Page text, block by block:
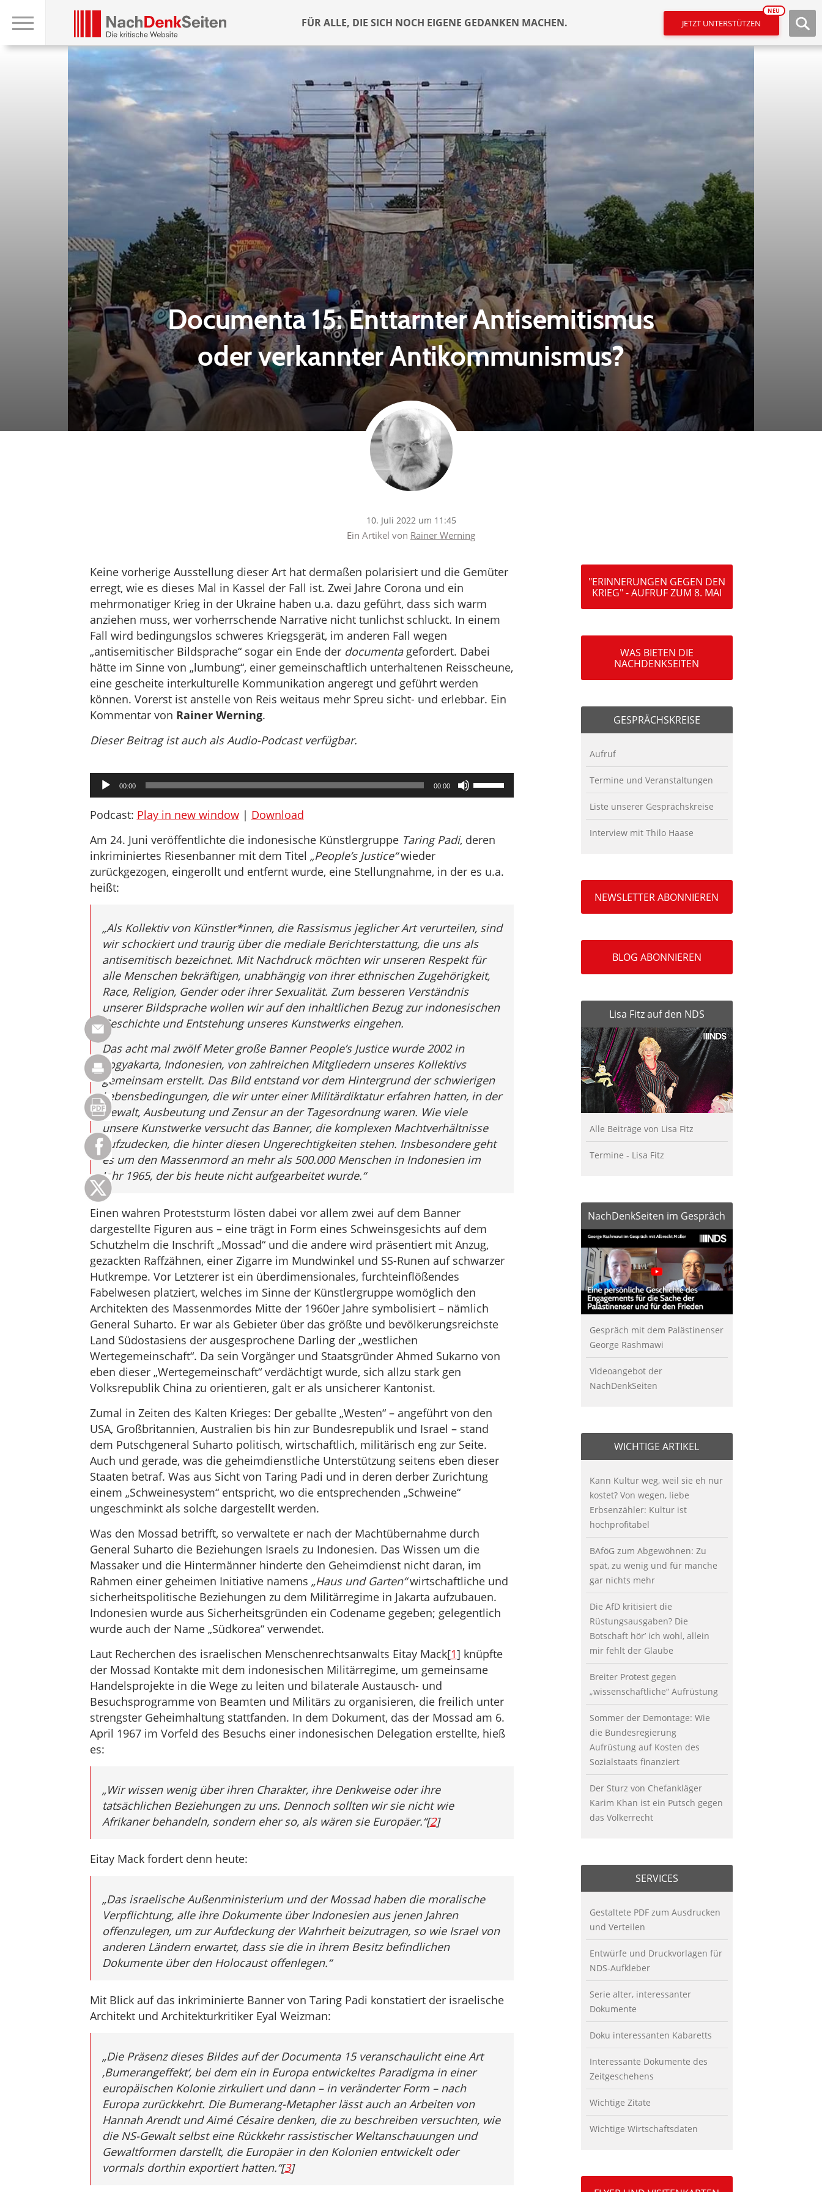
FÜR ALLE, DIE SICH NOCH EIGENE GEDANKEN MACHEN. JETZT UNTERSTÜTZEN
NEU
Documenta 15: Enttarnter Antisemitismus
oder verkannter Antikommunismus?
10. Juli 2022 um 11:45
Ein Artikel von Rainer Werning
Keine vorherige Ausstellung dieser Art hat dermaßen polarisiert und die Gemüter
erregt, wie es dieses Mal in Kassel der Fall ist. Zwei Jahre Corona und ein
mehrmonatiger Krieg in der Ukraine haben u.a. dazu geführt, dass sich warm
anziehen muss, wer vorherrschende Narrative nicht tunlichst schluckt. In einem
Fall wird bedingungslos schweres Kriegsgerät, im anderen Fall wegen
„antisemitischer Bildsprache“ sogar ein Ende der documentagefordert. Dabei
hätte im Sinne von „lumbung“, einer gemeinschaftlich unterhaltenen Reisscheune,
eine gescheite interkulturelle Kommunikation angeregt und geführt werden
können. Vorerst ist anstelle von Reis weitaus mehr Spreu sicht- und erlebbar. Ein
Kommentar von Rainer Werning.
Dieser Beitrag ist auch als Audio-Podcast verfügbar.
Audio-
Player
00:00 00:00
Pfeiltasten
Hoch/Runter
die
zu
Podcast: Play in new window| Download
Am 24. Juni veröffentlichte die indonesische Künstlergruppe Taring Padi, deren
inkriminiertes Riesenbanner mit dem Titel „People’s Justice“wieder
zurückgezogen, eingerollt und entfernt wurde, eine Stellungnahme, in der es u.a.
heißt:
„Als Kollektiv von Künstler*innen, die Rassismus jeglicher Art verurteilen, sind
wir schockiert und traurig über die mediale Berichterstattung, die uns als
antisemitisch bezeichnet. Mit Nachdruck möchten wir unseren Respekt für
alle Menschen bekräftigen, unabhängig von ihrer ethnischen Zugehörigkeit,
Race, Religion, Gender oder ihrer Sexualität. Zum besseren Verständnis
unserer Bildsprache wollen wir auf den inhaltlichen Bezug zur indonesischen
Geschichte und Entstehung unseres Kunstwerks eingehen.
Das acht mal zwölf Meter große Banner People’s Justice wurde 2002 in
Yogyakarta, Indonesien, von zahlreichen Mitgliedern unseres Kollektivs
gemeinsam erstellt. Das Bild entstand vor dem Hintergrund der schwierigen
Lebensbedingungen, die wir unter einer Militärdiktatur erfahren hatten, in der
Gewalt, Ausbeutung und Zensur an der Tagesordnung waren. Wie viele
unsere Kunstwerke versucht das Banner, die komplexen Machtverhältnisse
aufzudecken, die hinter diesen Ungerechtigkeiten stehen. Insbesondere geht
es um den Massenmord an mehr als 500.000 Menschen in Indonesien im
Jahr 1965, der bis heute nicht aufgearbeitet wurde.“
Einen wahren Proteststurm lösten dabei vor allem zwei auf dem Banner
dargestellte Figuren aus – eine trägt in Form eines Schweinsgesichts auf dem
Schutzhelm die Inschrift „Mossad“ und die andere wird präsentiert mit Anzug,
gezackten Raffzähnen, einer Zigarre im Mundwinkel und SS-Runen auf schwarzer
Hutkrempe. Vor Letzterer ist ein überdimensionales, furchteinflößendes
Fabelwesen platziert, welches im Sinne der Künstlergruppe womöglich den
Architekten des Massenmordes Mitte der 1960er Jahre symbolisiert – nämlich
General Suharto. Er war als Gebieter über das größte und bevölkerungsreichste
Land Südostasiens der ausgesprochene Darling der „westlichen
Wertegemeinschaft“. Da sein Vorgänger und Staatsgründer Ahmed Sukarno von
eben dieser „Wertegemeinschaft“ verdächtigt wurde, sich allzu stark gen
Volksrepublik China zu orientieren, galt er als unsicherer Kantonist.
Zumal in Zeiten des Kalten Krieges: Der geballte „Westen“ – angeführt von den
USA, Großbritannien, Australien bis hin zur Bundesrepublik und Israel – stand
dem Putschgeneral Suharto politisch, wirtschaftlich, militärisch eng zur Seite.
Auch und gerade, was die geheimdienstliche Unterstützung seitens eben dieser
Staaten betraf. Was aus Sicht von Taring Padi und in deren derber Zurichtung
einem „Schweinesystem“ entspricht, wo die entsprechenden „Schweine“
ungeschminkt als solche dargestellt werden.
Was den Mossad betrifft, so verwaltete er nach der Machtübernahme durch
General Suharto die Beziehungen Israels zu Indonesien. Das Wissen um die
Massaker und die Hintermänner hinderte den Geheimdienst nicht daran, im
Rahmen einer geheimen Initiative namens „Haus und Garten“wirtschaftliche und
sicherheitspolitische Beziehungen zu dem Militärregime in Jakarta aufzubauen.
Indonesien wurde aus Sicherheitsgründen ein Codename gegeben; gelegentlich
wurde auch der Name „Südkorea“ verwendet.
Laut Recherchen des israelischen Menschenrechtsanwalts Eitay Mack[1] knüpfte
der Mossad Kontakte mit dem indonesischen Militärregime, um gemeinsame
Handelsprojekte in die Wege zu leiten und bilaterale Austausch- und
Besuchsprogramme von Beamten und Militärs zu organisieren, die freilich unter
strengster Geheimhaltung stattfanden. In dem Dokument, das der Mossad am 6.
April 1967 im Vorfeld des Besuchs einer indonesischen Delegation erstellte, hieß
es:
„Wir wissen wenig über ihren Charakter, ihre Denkweise oder ihre
tatsächlichen Beziehungen zu uns. Dennoch sollten wir sie nicht wie
Afrikaner behandeln, sondern eher so, als wären sie Europäer.“[2]
Eitay Mack fordert denn heute:
„Das israelische Außenministerium und der Mossad haben die moralische
Verpflichtung, alle ihre Dokumente über Indonesien aus jenen Jahren
offenzulegen, um zur Aufdeckung der Wahrheit beizutragen, so wie Israel von
anderen Ländern erwartet, dass sie die in ihrem Besitz befindlichen
Dokumente über den Holocaust offenlegen.“
Mit Blick auf das inkriminierte Banner von Taring Padi konstatiert der israelische
Architekt und Architekturkritiker Eyal Weizman:
„Die Präsenz dieses Bildes auf der Documenta 15 veranschaulicht eine Art
‚Bumerangeffekt‘, bei dem ein in Europa entwickeltes Paradigma in einer
europäischen Kolonie zirkuliert und dann – in veränderter Form – nach
Europa zurückkehrt. Die Bumerang-Metapher lässt auch an Arbeiten von
Hannah Arendt und Aimé Césaire denken, die zu beschreiben versuchten, wie
die NS-Gewalt selbst eine Rückkehr rassistischer Weltanschauungen und
Gewaltformen darstellt, die Europäer in den Kolonien entwickelt oder
vormals dorthin exportiert hatten.“[3]
"ERINNERUNGEN GEGEN DEN
KRIEG" - AUFRUF ZUM 8. MAI
WAS BIETEN DIE
NACHDENKSEITEN
GESPRÄCHSKREISE
Aufruf
Termine und Veranstaltungen
Liste unserer Gesprächskreise
Interview mit Thilo Haase
NEWSLETTER ABONNIEREN
BLOG ABONNIEREN
Lisa Fitz auf den NDS
Alle Beiträge von Lisa Fitz
Termine - Lisa Fitz
NachDenkSeiten im Gespräch
Gespräch mit dem Palästinenser
George Rashmawi
Videoangebot der
NachDenkSeiten
WICHTIGE ARTIKEL
Kann Kultur weg, weil sie eh nur
kostet? Von wegen, liebe
Erbsenzähler: Kultur ist
hochprofitabel
BAföG zum Abgewöhnen: Zu
spät, zu wenig und für manche
gar nichts mehr
Die AfD kritisiert die
Rüstungsausgaben? Die
Botschaft hör’ ich wohl, allein
mir fehlt der Glaube
Breiter Protest gegen
„wissenschaftliche“ Aufrüstung
Sommer der Demontage: Wie
die Bundesregierung
Aufrüstung auf Kosten des
Sozialstaats finanziert
Der Sturz von Chefankläger
Karim Khan ist ein Putsch gegen
das Völkerrecht
SERVICES
Gestaltete PDF zum Ausdrucken
und Verteilen
Entwürfe und Druckvorlagen für
NDS-Aufkleber
Serie alter, interessanter
Dokumente
Doku interessanten Kabaretts
Interessante Dokumente des
Zeitgeschehens
Wichtige Zitate
Wichtige Wirtschaftsdaten